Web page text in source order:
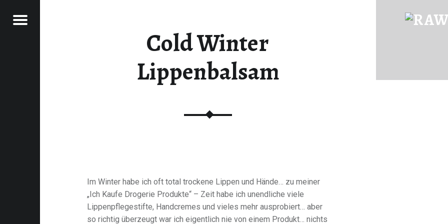
Menu
Cold Winter
Lippenbalsam
Im Winter habe ich oft total trockene Lippen und Hände… zu meiner
„Ich Kaufe Drogerie Produkte“ – Zeit habe ich unendliche viele
Lippenpflegestifte, Handcremes und vieles mehr ausprobiert… aber
so richtig überzeugt war ich eigentlich nie von einem Produkt… nichts